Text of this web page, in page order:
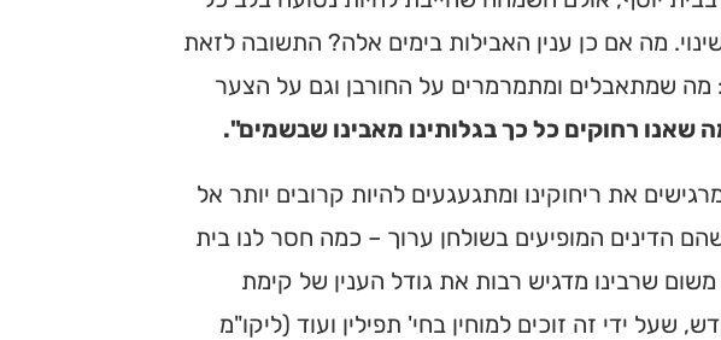
מה אם כן ענין האבילות בימים אלה? התשובה לזאת
מה שמתאבלים ומתמרמרים על החורבן וגם על הצער
שאנו רחוקים כל כך בגלותינו מאבינו שבשמים".
את ריחוקינו ומתגעגעים להיות קרובים יותר אל
הדינים המופיעים בשולחן ערוך – כמה חסר לנו בית
שרבינו מדגיש רבות את גודל הענין של קימת
ידי זה זוכים למוחין בחי' תפילין ועוד (ליקו"מ